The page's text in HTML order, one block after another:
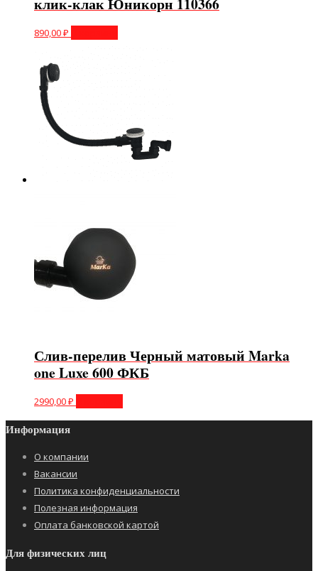
890,00₽
Слив-перелив Черный матовый Marka
one Luxe 600 ФКБ
2990,00₽
Информация
О компании
Вакансии
Политика конфиденциальности
Полезная информация
Оплата банковской картой
Для физических лиц